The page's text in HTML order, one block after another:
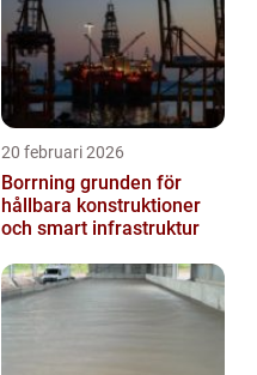
20 februari 2026
Borrning grunden för
hållbara konstruktioner
och smart infrastruktur